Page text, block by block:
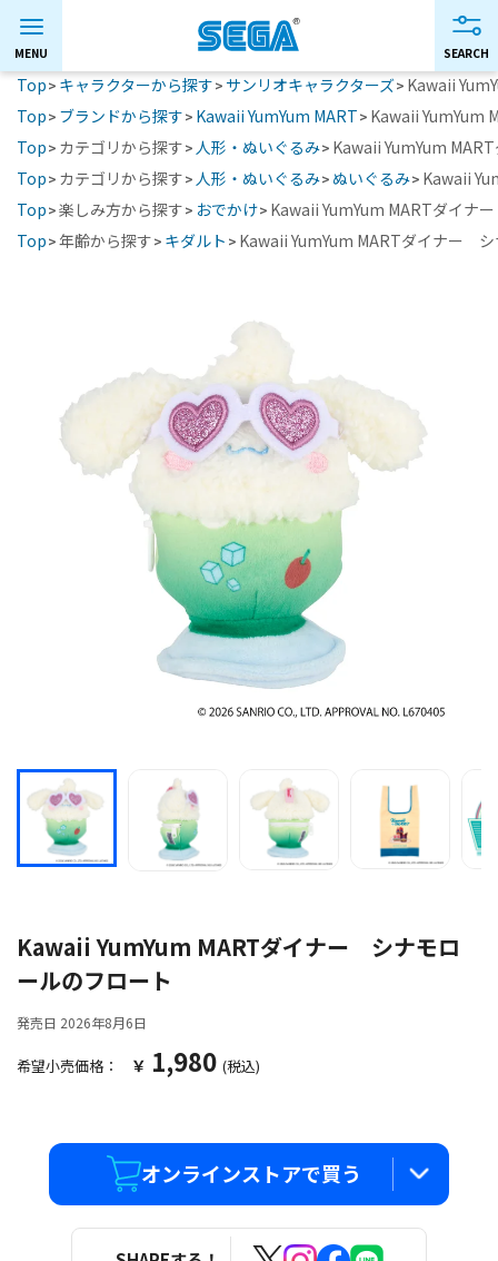
Top キャラクターから探す サンリオキャラクターズ Kawaii
Top
ブランドから探す Kawaii YumYum MART
Kawaii YumYum
Top
カテゴリから探す 人形・ぬいぐるみ Kawaii YumYum
Top
カテゴリから探す 人形・ぬいぐるみ ぬいぐるみ Kawaii
Top 楽しみ方から探す おでかけ Kawaii YumYum MARTダイナ
Top 年齢から探す キダルト Kawaii YumYum MARTダイナー
Kawaii YumYum MARTダイナー シナモロ
ールのフロート
発売日 2026年8月6日
希望小売価格： ￥ 1,980 (税込)
オンラインストアで買う
Amazon.co.jp